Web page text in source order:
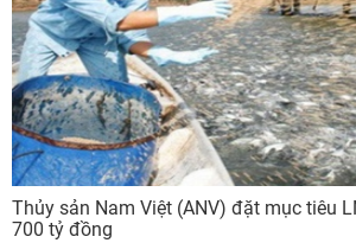
Thủy sản Nam Việt (ANV) đặt mục tiêu
700 tỷ đồng